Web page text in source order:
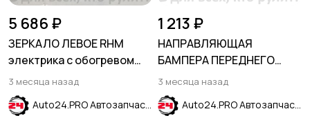
5 686 ₽
ЗЕРКАЛО ЛЕВОЕ RHM
электрика с обогревом
без указателя поворота
KIA RIO IV 2017-
3 месяца назад
Auto24.PRO Автозапчасти
1 213 ₽
НАПРАВЛЯЮЩАЯ
БАМПЕРА ПЕРЕДНЕГО
ПРАВАЯ FORD EDGE 2019-
3 месяца назад
Auto24.PRO Автозапчасти